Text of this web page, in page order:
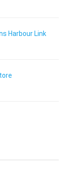
Harbour Link